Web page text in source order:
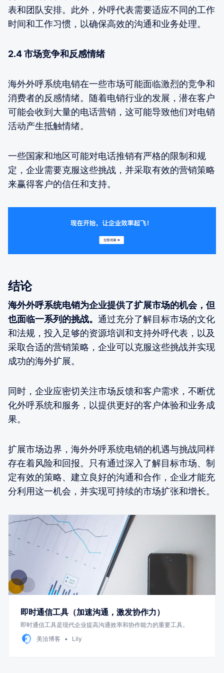
表和团队安排。此外，外呼代表需要适应不同的工作
时间和工作习惯，以确保高效的沟通和业务处理。
2.4 市场竞争和反感情绪
海外外呼系统电销在一些市场可能面临激烈的竞争和
消费者的反感情绪。随着电销行业的发展，潜在客户
可能会收到大量的电话营销，这可能导致他们对电销
活动产生抵触情绪。
一些国家和地区可能对电话推销有严格的限制和规
定，企业需要克服这些挑战，并采取有效的营销策略
来赢得客户的信任和支持。
结论
海外外呼系统电销为企业提供了扩展市场的机会，但
也面临一系列的挑战。 通过充分了解目标市场的文化
和法规，投入足够的资源培训和支持外呼代表，以及
采取合适的营销策略，企业可以克服这些挑战并实现
成功的海外扩展。
同时，企业应密切关注市场反馈和客户需求，不断优
化外呼系统和服务，以提供更好的客户体验和业务成
果。
扩展市场边界，海外外呼系统电销的机遇与挑战同样
存在着风险和回报。只有通过深入了解目标市场、制
定有效的策略、建立良好的沟通和合作，企业才能充
分利用这一机会，并实现可持续的市场扩张和增长。
即时通信工具（加速沟通，激发协作力）
即时通信工具是现代企业提高沟通效率和协作能力的重要工具。
美洽博客
Lily